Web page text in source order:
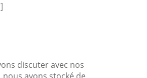
discuter avec nos